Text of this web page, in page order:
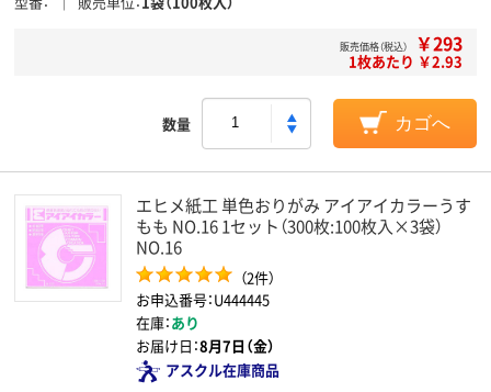
販売価格（税込） ￥293
1枚あたり ￥2.93
数量 カゴへ
エヒメ紙工 単色おりがみ アイアイカラーうす
もも NO.16 1セット（300枚:100枚入×3袋）
NO.16
（2件）
お申込番号：U444445
在庫：あり
お届け日：8月7日（金）
アスクル在庫商品